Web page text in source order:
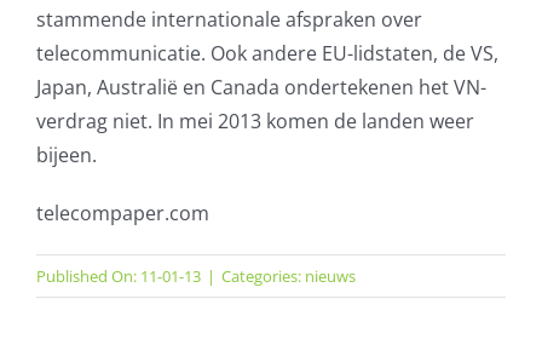
Office365
Glasvezelverbindingen
Microsoft software licenties
SLA overeenkomsten
Remote Help
stammende internationale afspraken over
telecommunicatie. Ook andere EU-lidstaten, de VS,
Japan, Australië en Canada ondertekenen het VN-
verdrag niet. In mei 2013 komen de landen weer
bijeen.
telecompaper.com
Published On: 11-01-13 | Categories: nieuws